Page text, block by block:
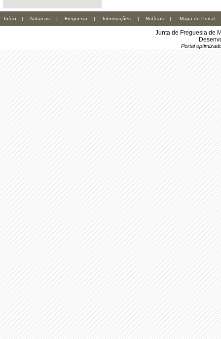
Início | Autarcas | Freguesia | Informações | Notícias | Mapa do Portal
Junta de Freguesia de
Portal